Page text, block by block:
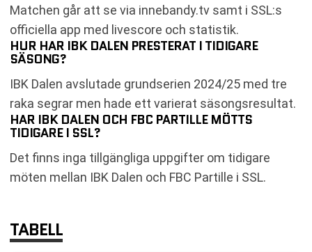
Matchen går att se via innebandy.tv samt i SSL:s
officiella app med livescore och statistik.
HUR HAR IBK DALEN PRESTERAT I TIDIGARE
SÄSONG?
IBK Dalen avslutade grundserien 2024/25 med tre
raka segrar men hade ett varierat säsongsresultat.
HAR IBK DALEN OCH FBC PARTILLE MÖTTS
TIDIGARE I SSL?
Det finns inga tillgängliga uppgifter om tidigare
möten mellan IBK Dalen och FBC Partille i SSL.
TABELL